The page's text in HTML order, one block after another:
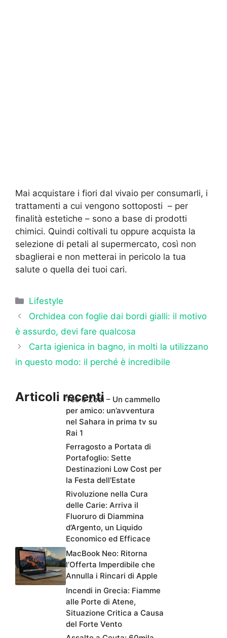
Mai acquistare i fiori dal vivaio per consumarli, i
trattamenti a cui vengono sottoposti – per
finalità estetiche – sono a base di prodotti
chimici. Quindi coltivali tu oppure acquista la
selezione di petali al supermercato, così non
sbaglierai e non metterai in pericolo la tua
salute o quella dei tuoi cari.
Categorie
Lifestyle
Orchidea con foglie dai bordi gialli: il motivo
è assurdo, devi fare qualcosa
Carta igienica in bagno, in molti la utilizzano
in questo modo: il perché è incredibile
Articoli recentiTeo e Zodì – Un cammello
per amico: un’avventura
nel Sahara in prima tv su
Rai 1
Ferragosto a Portata di
Portafoglio: Sette
Destinazioni Low Cost per
la Festa dell’Estate
Rivoluzione nella Cura
delle Carie: Arriva il
Fluoruro di Diammina
d’Argento, un Liquido
Economico ed Efficace
MacBook Neo: Ritorna
l’Offerta Imperdibile che
Annulla i Rincari di Apple
Incendi in Grecia: Fiamme
alle Porte di Atene,
Situazione Critica a Causa
del Forte Vento